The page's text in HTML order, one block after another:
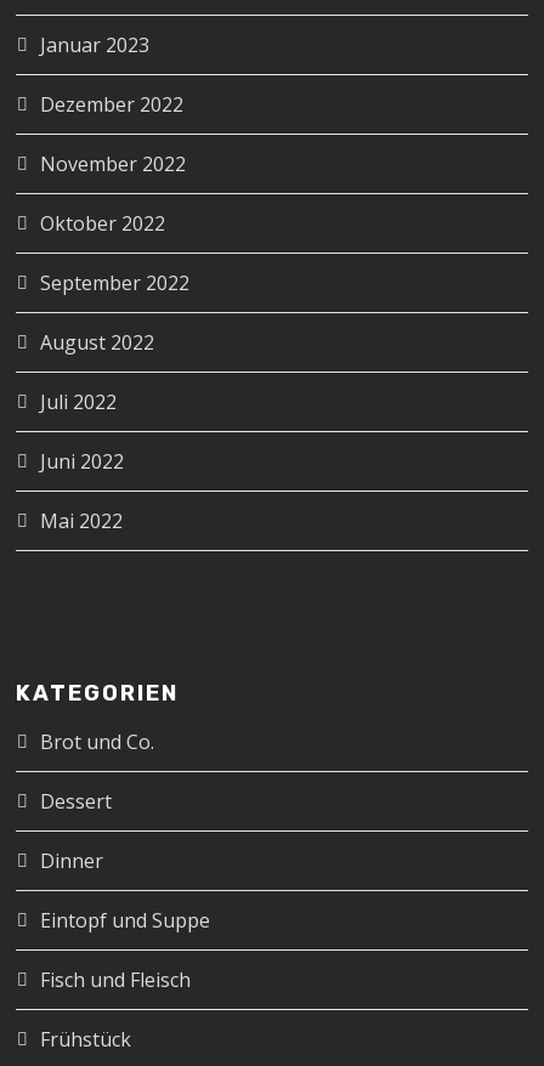
Januar 2023
Dezember 2022
November 2022
Oktober 2022
September 2022
August 2022
Juli 2022
Juni 2022
Mai 2022
KATEGORIEN
Brot und Co.
Dessert
Dinner
Eintopf und Suppe
Fisch und Fleisch
Frühstück